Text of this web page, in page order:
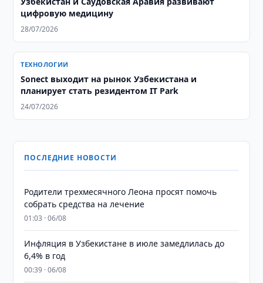
цифровую медицину
28/07/2026
ТЕХНОЛОГИИ
Sonect выходит на рынок Узбекистана и
планирует стать резидентом IT Park
24/07/2026
ПОСЛЕДНИЕ НОВОСТИ
Родители трехмесячного Леона просят помочь
собрать средства на лечение
01:03 · 06/08
Инфляция в Узбекистане в июле замедлилась до
6,4% в год
00:39 · 06/08